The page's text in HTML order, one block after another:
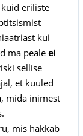
eriliste
kui
ma peale ei
sellise
et kuuled
mida inimest
mis hakkab